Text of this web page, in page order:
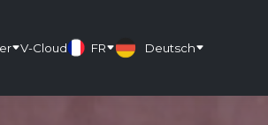
V-Cloud FR Deutsch